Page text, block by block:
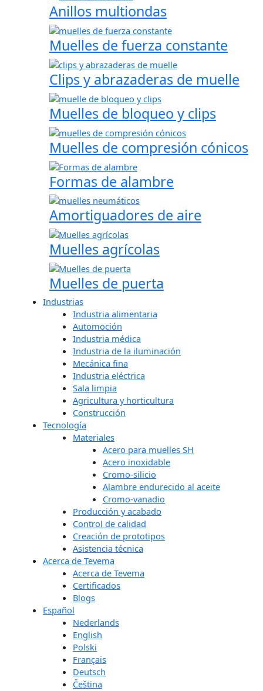
Anillos multiondas
Muelles de fuerza constante
Clips y abrazaderas de muelle
Muelles de bloqueo y clips
Muelles de compresión cónicos
Formas de alambre
Amortiguadores de aire
Muelles agrícolas
Muelles de puerta
Industrias
Industria alimentaria
Automoción
Industria médica
Industria de la iluminación
Mecánica fina
Industria eléctrica
Sala limpia
Agricultura y horticultura
Construcción
Tecnología
Materiales
Acero para muelles SH
Acero inoxidable
Cromo-silicio
Alambre endurecido al aceite
Cromo-vanadio
Producción y acabado
Control de calidad
Creación de prototipos
Asistencia técnica
Acerca de Tevema
Acerca de Tevema
Certificados
Blogs
Español
Nederlands
English
Polski
Français
Deutsch
Čeština